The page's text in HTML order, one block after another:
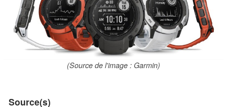
(Source de l'image : Garmin)
Source(s)